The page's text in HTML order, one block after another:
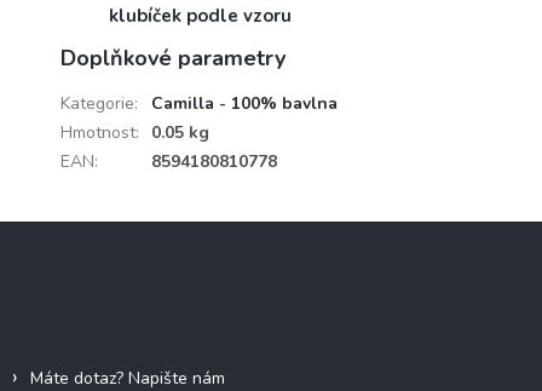
klubíček podle vzoru
Doplňkové parametry
Kategorie:
Camilla - 100% bavlna
Hmotnost:
0.05 kg
EAN: 8594180810778
Máte dotaz? Napište nám